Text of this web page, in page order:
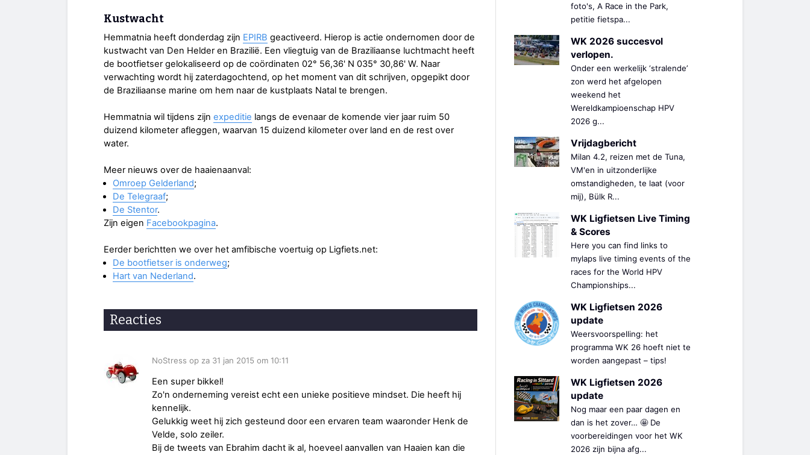
Kustwacht
Hemmatnia heeft donderdag zijn EPIRB geactiveerd. Hierop is actie ondernomen door de
kustwacht van Den Helder en Brazilië. Een vliegtuig van de Braziliaanse luchtmacht heeft
de bootfietser gelokaliseerd op de coördinaten 02° 56,36' N 035° 30,86' W. Naar
verwachting wordt hij zaterdagochtend, op het moment van dit schrijven, opgepikt door
de Braziliaanse marine om hem naar de kustplaats Natal te brengen.
Hemmatnia wil tijdens zijn expeditie langs de evenaar de komende vier jaar ruim 50
duizend kilometer afleggen, waarvan 15 duizend kilometer over land en de rest over
water.
Meer nieuws over de haaienaanval:
Omroep Gelderland;
De Telegraaf;
De Stentor.
Zijn eigen Facebookpagina.
Eerder berichtten we over het amfibische voertuig op Ligfiets.net:
De bootfietser is onderweg;
Hart van Nederland.
Reacties
NoStress op za 31 jan 2015 om 10:11
Een super bikkel!
Zo'n onderneming vereist echt een unieke positieve mindset. Die heeft hij
kennelijk.
Gelukkig weet hij zich gesteund door een ervaren team waaronder Henk de
Velde, solo zeiler.
Bij de tweets van Ebrahim dacht ik al, hoeveel aanvallen van Haaien kan die
foto's, A Race in the Park,
petitie fietspa...
WK 2026 succesvol
verlopen.
Onder een werkelijk ‘stralende’
zon werd het afgelopen
weekend het
Wereldkampioenschap HPV
2026 g...
Vrijdagbericht
Milan 4.2, reizen met de Tuna,
VM'en in uitzonderlijke
omstandigheden, te laat (voor
mij), Bülk R...
WK Ligfietsen Live Timing
& Scores
Here you can find links to
mylaps live timing events of the
races for the World HPV
Championships...
WK Ligfietsen 2026
update
Weersvoorspelling: het
programma WK 26 hoeft niet te
worden aangepast – tips!
WK Ligfietsen 2026
update
Nog maar een paar dagen en
dan is het zover… 🤩 De
voorbereidingen voor het WK
2026 zijn bijna afg...